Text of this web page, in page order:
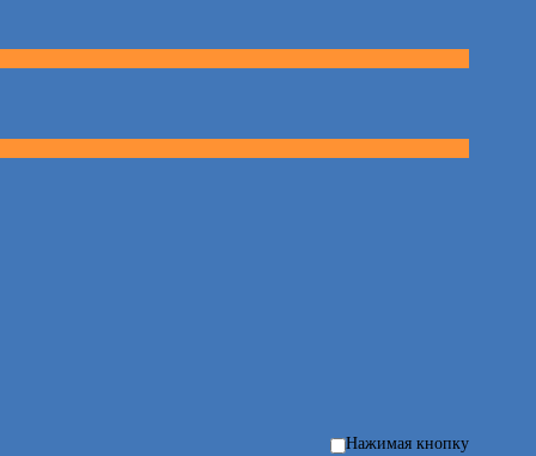
Нажимая кнопку